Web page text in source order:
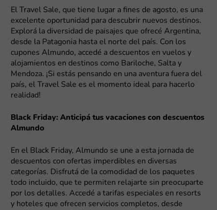
El Travel Sale, que tiene lugar a fines de agosto, es una
excelente oportunidad para descubrir nuevos destinos.
Explorá la diversidad de paisajes que ofrecé Argentina,
desde la Patagonia hasta el norte del país. Con los
cupones Almundo, accedé a descuentos en vuelos y
alojamientos en destinos como Bariloche, Salta y
Mendoza. ¡Si estás pensando en una aventura fuera del
país, el Travel Sale es el momento ideal para hacerlo
realidad!
Black Friday: Anticipá tus vacaciones con descuentos
Almundo
En el Black Friday, Almundo se une a esta jornada de
descuentos con ofertas imperdibles en diversas
categorías. Disfrutá de la comodidad de los paquetes
todo incluido, que te permiten relajarte sin preocuparte
por los detalles. Accedé a tarifas especiales en resorts
y hoteles que ofrecen servicios completos, desde